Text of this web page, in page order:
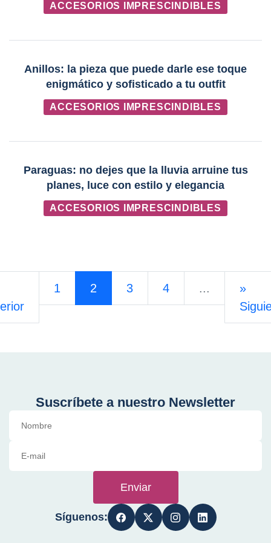
ACCESORIOS IMPRESCINDIBLES
Anillos: la pieza que puede darle ese toque
enigmático y sofisticado a tu outfit
ACCESORIOS IMPRESCINDIBLES
Paraguas: no dejes que la lluvia arruine tus
planes, luce con estilo y elegancia
ACCESORIOS IMPRESCINDIBLES
1 2 3 4 ...
»
Suscríbete a nuestro Newsletter
Enviar
Síguenos: